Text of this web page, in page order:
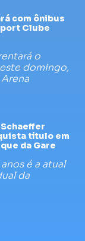
com ônibus
Clube
o
domingo,
Arena
título em
da Gare
é a atual
da